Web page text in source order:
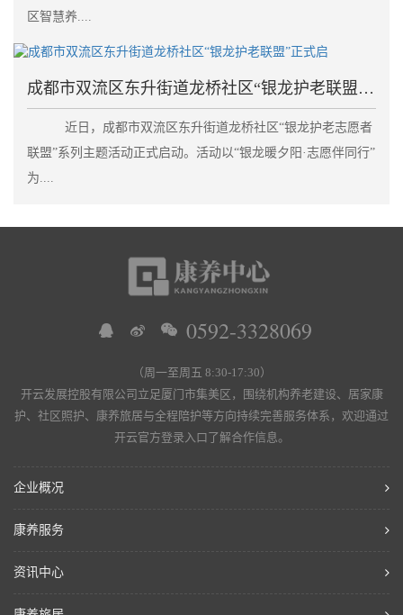
区智慧养....
成都市双流区东升街道龙桥社区“银龙护老联盟”正式启
近日，成都市双流区东升街道龙桥社区“银龙护老志愿者
联盟”系列主题活动正式启动。活动以“银龙暖夕阳·志愿伴同行”
为....
0592-3328069
（周一至周五 8:30-17:30）
开云发展控股有限公司立足厦门市集美区，围绕机构养老建设、居家康
护、社区照护、康养旅居与全程陪护等方向持续完善服务体系，欢迎通过
开云官方登录入口了解合作信息。
企业概况
康养服务
资讯中心